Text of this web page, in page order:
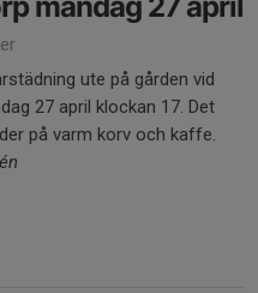
ute på gården vid
27 april klockan 17. Det
på varm korv och kaffe.